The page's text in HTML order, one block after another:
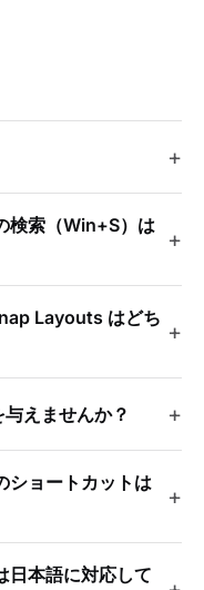
検索（Win+S）は
Layouts はどち
えませんか？
ショートカットは
本語に対応して